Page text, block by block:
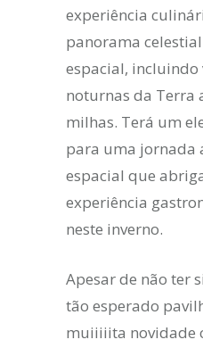
experiência
panorama
espacial, incluindo
noturnas da Terra
milhas. Terá um
para uma jornada
espacial que
experiência
neste inverno.
Apesar de não ter
tão esperado
muiiiiita novidade